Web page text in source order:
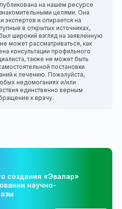
на нашем ресурсе
целями. Она
экспертов и опирается на
в открытых источниках,
широкий взгляд на заявленную
может рассматриваться, как
консультации профильного
также не может быть
постановки
к лечению. Пожалуйста,
недомоганиях и/или
единственно верным
к врачу.
создания «Эвалар»
научно-